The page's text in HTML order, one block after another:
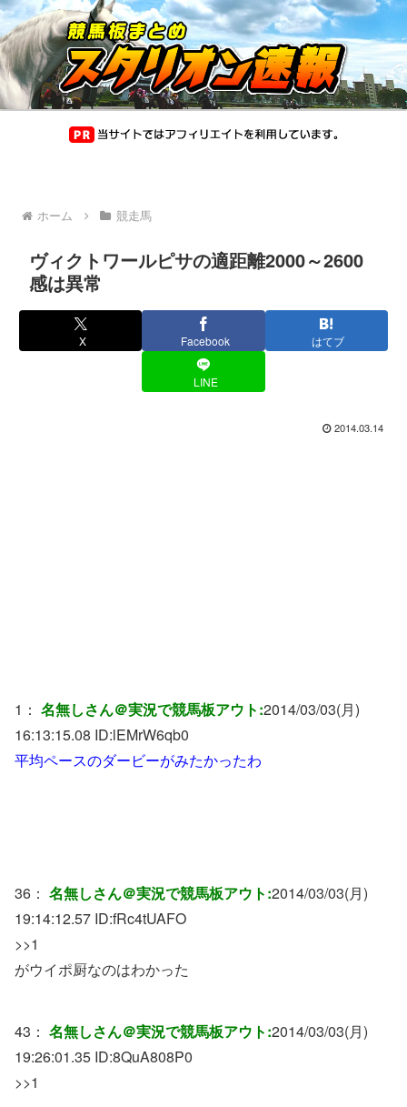
ホーム 競走馬
ヴィクトワールピサの適距離2000～2600
感は異常
X Facebook はてブ
LINE
2014.03.14
1： 名無しさん＠実況で競馬板アウト:2014/03/03(月)
16:13:15.08 ID:lEMrW6qb0
平均ペースのダービーがみたかったわ
36： 名無しさん＠実況で競馬板アウト:2014/03/03(月)
19:14:12.57 ID:fRc4tUAFO
>>1
がウイポ厨なのはわかった
43： 名無しさん＠実況で競馬板アウト:2014/03/03(月)
19:26:01.35 ID:8QuA808P0
>>1